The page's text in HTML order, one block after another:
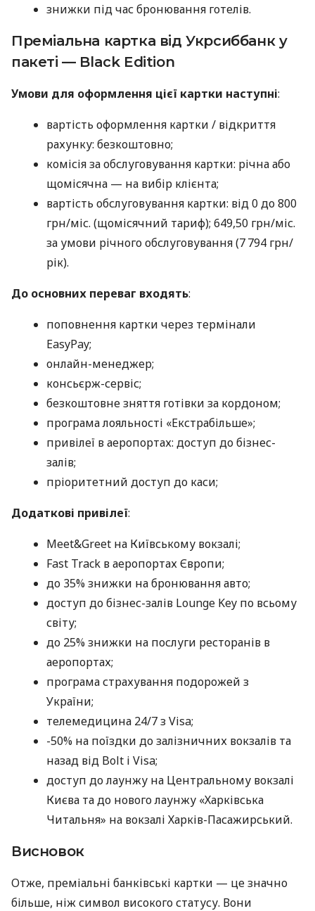
знижки під час бронювання готелів.
Преміальна картка від Укрсиббанк у
пакеті — Black Edition
Умови для оформлення цієї картки наступні:
вартість оформлення картки / відкриття
рахунку: безкоштовно;
комісія за обслуговування картки: річна або
щомісячна — на вибір клієнта;
вартість обслуговування картки: від 0 до 800
грн/міс. (щомісячний тариф); 649,50 грн/міс.
за умови річного обслуговування (7 794 грн/
рік).
До основних переваг входять:
поповнення картки через термінали
EasyPay;
онлайн-менеджер;
консьєрж-сервіс;
безкоштовне зняття готівки за кордоном;
програма лояльності «Екстрабільше»;
привілеї в аеропортах: доступ до бізнес-
залів;
пріоритетний доступ до каси;
Додаткові привілеї:
Meet&Greet на Київському вокзалі;
Fast Track в аеропортах Європи;
до 35% знижки на бронювання авто;
доступ до бізнес-залів Lounge Key по всьому
світу;
до 25% знижки на послуги ресторанів в
аеропортах;
програма страхування подорожей з
України;
телемедицина 24/7 з Visa;
-50% на поїздки до залізничних вокзалів та
назад від Bolt і Visa;
доступ до лаунжу на Центральному вокзалі
Києва та до нового лаунжу «Харківська
Читальня» на вокзалі Харків-Пасажирський.
Висновок
Отже, преміальні банківські картки — це значно
більше, ніж символ високого статусу. Вони